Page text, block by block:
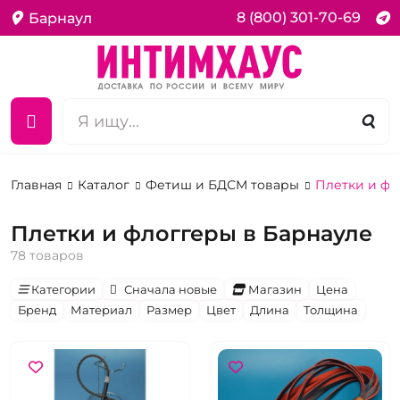
Барнаул 8 (800) 301-70-69
Главная Каталог Фетиш и БДСМ товары Плетки и
Плетки и флоггеры в Барнауле
78 товаров
Категории Сначала новые Магазин
Цена
Бренд
Материал Размер Цвет Длина Толщина